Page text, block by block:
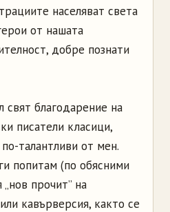
населяват света
от нашата
добре познати
свят благодарение на
писатели класици,
талантливи от мен.
попитам (по обясними
прочит” на
кавърверсия, както се